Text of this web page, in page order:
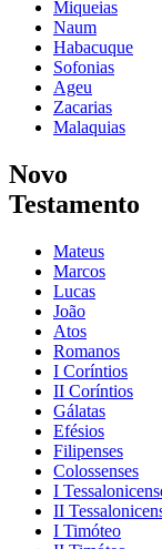
Miqueias
Naum
Habacuque
Sofonias
Ageu
Zacarias
Malaquias
Novo
Testamento
Mateus
Marcos
Lucas
João
Atos
Romanos
I Coríntios
II Coríntios
Gálatas
Efésios
Filipenses
Colossenses
I
II
I Timóteo